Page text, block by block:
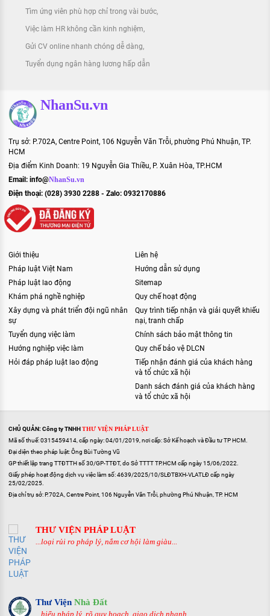
Tìm ứng viên phù hợp chỉ trong vài bước
Việc làm HR không cần kinh nghiệm
Gửi CV online nhanh chóng dễ dàng
Tuyển dụng ngân hàng lương hấp dẫn
NhanSu.vn
Trụ sở: P.702A, Centre Point, 106 Nguyễn Văn Trỗi, phường Phú Nhuận, TP.
HCM
Địa điểm Kinh Doanh: 19 Nguyễn Gia Thiều, P. Xuân Hòa, TP.HCM
Email: info@NhanSu.vn
Điện thoại: (028) 3930 2288 - Zalo: 0932170886
Giới thiệu
Pháp luật Việt Nam
Pháp luật lao động
Khám phá nghề nghiệp
Xây dựng và phát triển đội ngũ nhân
sự
Tuyển dụng việc làm
Hướng nghiệp việc làm
Hỏi đáp pháp luật lao động
Liên hệ
Hướng dẫn sử dụng
Sitemap
Quy chế hoạt động
Quy trình tiếp nhận và giải quyết khiếu
nại, tranh chấp
Chính sách bảo mật thông tin
Quy chế bảo vệ DLCN
Tiếp nhận đánh giá của khách hàng
và tổ chức xã hội
Danh sách đánh giá của khách hàng
và tổ chức xã hội
CHỦ QUẢN: Công ty TNHHTHƯ VIỆN PHÁP LUẬT
Mã số thuế: 0315459414, cấp ngày: 04/01/2019, nơi cấp: Sở Kế hoạch và Đầu tư TP HCM.
Đại diện theo pháp luật: Ông Bùi Tường Vũ
GP thiết lập trang TTĐTTH số 30/GP-TTĐT, do Sở TTTT TP.HCM cấp ngày 15/06/2022.
Giấy phép hoạt động dịch vụ việc làm số: 4639/2025/10/SLĐTBXH-VLATLĐ cấp ngày
25/02/2025.
Địa chỉ trụ sở: P.702A, Centre Point, 106 Nguyễn Văn Trỗi, phường Phú Nhuận, TP. HCM
THƯ VIỆN PHÁP LUẬT
...loại rủi ro pháp lý, nắm cơ hội làm giàu...
Thư Viện Nhà Đất
...hiểu pháp lý, rõ quy hoạch, giao dịch nhanh...